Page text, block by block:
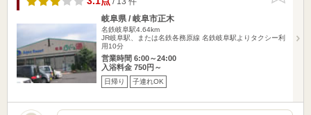
岐阜県 / 岐阜市正木
名鉄岐阜駅4.64km
JR岐阜駅、または名鉄各務原線 名鉄岐阜駅よりタクシー利
用10分
営業時間 6:00～24:00
入浴料金 750円～
日帰り 子連れOK